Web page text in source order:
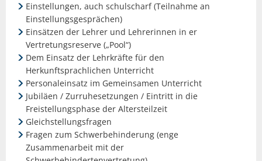
Einstellungen, auch schulscharf (Teilnahme an
Einstellungsgesprächen)
Einsätzen der Lehrer und Lehrerinnen in er
Vertretungsreserve („Pool“)
Dem Einsatz der Lehrkräfte für den
Herkunftsprachlichen Unterricht
Personaleinsatz im Gemeinsamen Unterricht
Jubiläen / Zurruhesetzungen / Eintritt in die
Freistellungsphase der Altersteilzeit
Gleichstellungsfragen
Fragen zum Schwerbehinderung (enge
Zusammenarbeit mit der